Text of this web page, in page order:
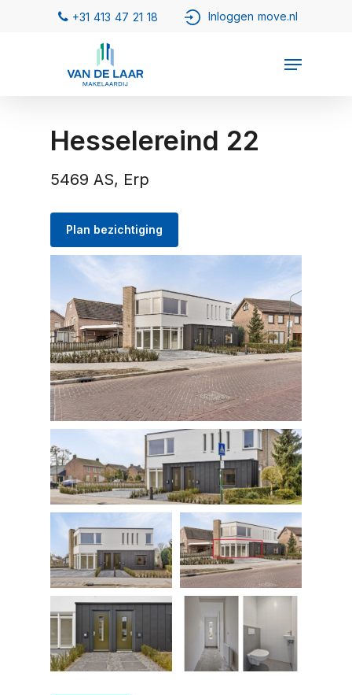
Hesselereind 22
5469 AS, Erp
Plan bezichtiging